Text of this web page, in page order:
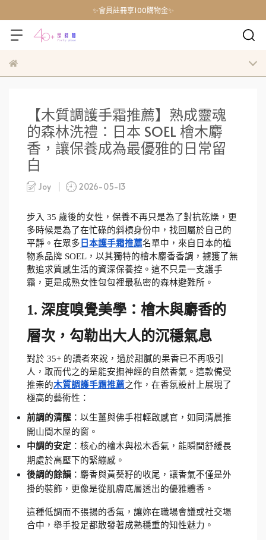
✨會員註冊享100購物金✨
【木質調護手霜推薦】熟成靈魂
的森林洗禮：日本 SOEL 檜木麝
香，讓保養成為最優雅的日常留
白
Joy 2026-05-13
步入 35 歲後的女性，保養不再只是為了對抗乾燥，更
多時候是為了在忙碌的斜槓身份中，找回屬於自己的
平靜。在眾多 日本護手霜推薦名單中，來自日本的植
物系品牌 SOEL，以其獨特的檜木麝香香調，擄獲了無
數追求質感生活的資深保養控。這不只是一支護手
霜，更是成熟女性包包裡最私密的森林避難所。
1. 深度嗅覺美學：檜木與麝香的
層次，勾勒出大人的沉穩氣息
對於 35+ 的讀者來說，過於甜膩的果香已不再吸引
人，取而代之的是能安撫神經的自然香氣。這款備受
推崇的木質調護手霜推薦之作，在香氛設計上展現了
極高的藝術性：
前調的清醒 ：以生薑與佛手柑輕啟感官，如同清晨推
開山間木屋的窗。
中調的安定 ：核心的檜木與松木香氣，能瞬間舒緩長
期處於高壓下的緊繃感。
後調的餘韻 ：麝香與黃葵籽的收尾，讓香氣不僅是外
掛的裝飾，更像是從肌膚底層透出的優雅體香。
這種低調而不張揚的香氣，讓妳在職場會議或社交場
合中，舉手投足都散發著成熟穩重的知性魅力。